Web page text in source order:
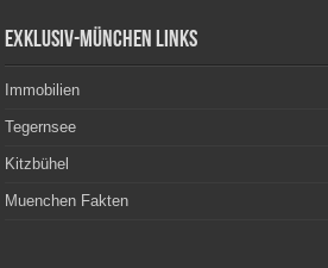
Exklusiv-München Links
Immobilien
Tegernsee
Kitzbühel
Muenchen Fakten